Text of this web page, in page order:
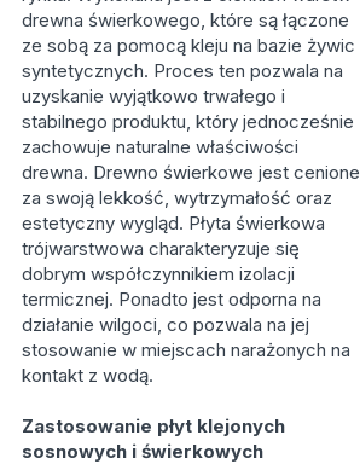
drewna świerkowego, które są łączone
ze sobą za pomocą kleju na bazie żywic
syntetycznych. Proces ten pozwala na
uzyskanie wyjątkowo trwałego i
stabilnego produktu, który jednocześnie
zachowuje naturalne właściwości
drewna. Drewno świerkowe jest cenione
za swoją lekkość, wytrzymałość oraz
estetyczny wygląd. Płyta świerkowa
trójwarstwowa charakteryzuje się
dobrym współczynnikiem izolacji
termicznej. Ponadto jest odporna na
działanie wilgoci, co pozwala na jej
stosowanie w miejscach narażonych na
kontakt z wodą.
Zastosowanie płyt klejonych
sosnowych i świerkowych